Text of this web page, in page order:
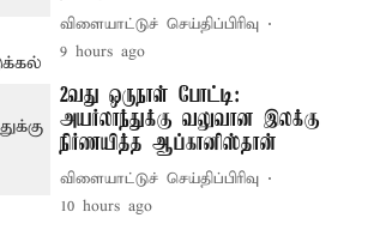
விளையாட்டுச் செய்திப்பிரிவு
9 hours ago
2வது ஒருநாள் போட்டி:
அயர்லாந்துக்கு வலுவான இலக்கு
நிர்ணயித்த ஆப்கானிஸ்தான்
விளையாட்டுச் செய்திப்பிரிவு
10 hours ago